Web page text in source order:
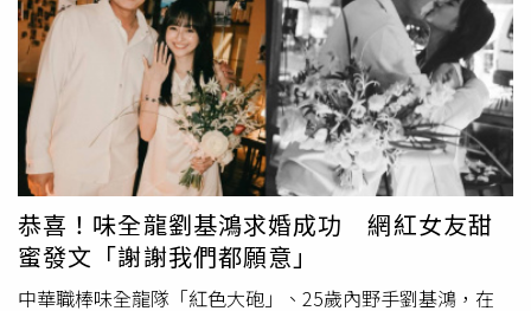
個半小時，從生活習慣、家庭壓力到病理數據，事無巨細地
為患者規劃療程。「只要不放棄，我們一定有資源可以幫
你。」方宇心說，許多患者諱疾忌醫，或在過往一次次的失
望中而拒絕再嘗試，但她有信心能用最好的藥物和最好的調
理方式為患者規劃，讓患者在專業與溫暖的照護中找回身心
平衡，不必孤單面對健康的挑戰。
PTT表特版，豐滿身材跟一雙美腿受到討論。她當時在同齡
學生圈小有知名度，曾演出《閃亮的日子》、《偷心大聖
PS男》、《妻子們的戰爭》、《真愛找麻煩》等，2021年
她演出郭方儒父親郭建宏製作的《如果花知道》，可能因此
跟郭方儒結緣，但巧的是邱偲琹也在該劇中演出，三人曾同
劇同台，最近她也在郭方儒執導的《百分之一相對論》露
臉。陳詩穎曾被傳跟陳立農交往。（圖／翻攝自網路／陳詩
穎IG） 而撇開作品，陳詩穎最顯眼的標籤，莫過於「陳立
農前緋聞女友」。她有著一段讓無數「農粉」集體失戀的緋
聞，2018年陳立農在大陸綜藝節目《偶像練習生》爆紅，
陳詩穎當時就被爆出是陳立農的女友，兩人當時同為南強工
恭喜！味全龍劉基鴻求婚成功 網紅女友甜
蜜發文「謝謝我們都願意」
中華職棒味全龍隊「紅色大砲」、25歲內野手劉基鴻，在